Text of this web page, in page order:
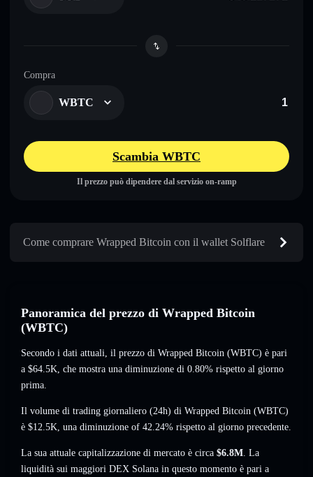
Compra
WBTC
Scambia WBTC
Il prezzo può dipendere dal servizio on-ramp
Come comprare Wrapped Bitcoin con il wallet Solflare
Panoramica del prezzo di Wrapped Bitcoin
(WBTC)
Secondo i dati attuali, il prezzo di Wrapped Bitcoin (WBTC) è pari
a $64.5K, che mostra una diminuzione di 0.80% rispetto al giorno
prima.
Il volume di trading giornaliero (24h) di Wrapped Bitcoin (WBTC)
è $12.5K, una diminuzione of 42.24% rispetto al giorno precedente.
La sua attuale capitalizzazione di mercato è circa $6.8M. La
liquidità sui maggiori DEX Solana in questo momento è pari a